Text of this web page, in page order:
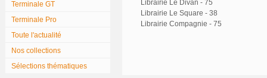
Terminale GT
Terminale Pro
Toute l'actualité
Nos collections
Sélections thématiques
Librairie Le Divan - 75
Librairie Le Square - 38
Librairie Compagnie - 75